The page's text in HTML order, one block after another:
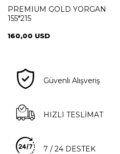
PREMIUM GOLD YORGAN
155*215
160,00 USD
Güvenli Alışveriş
HIZLI TESLİMAT
7 / 24 DESTEK